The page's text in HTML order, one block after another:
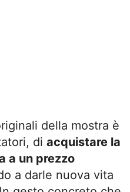
della mostra è
di acquistare la
a un prezzo
a darle nuova vita